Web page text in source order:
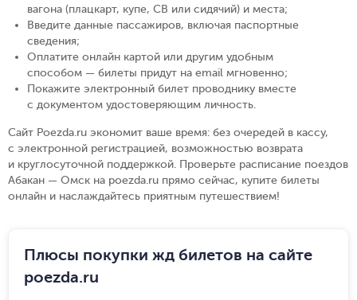
вагона (плацкарт, купе, СВ или сидячий) и места;
Введите данные пассажиров, включая паспортные
сведения;
Оплатите онлайн картой или другим удобным
способом — билеты придут на email мгновенно;
Покажите электронный билет проводнику вместе
с документом удостоверяющим личность.
Сайт Poezda.ru экономит ваше время: без очередей в кассу,
с электронной регистрацией, возможностью возврата
и круглосуточной поддержкой. Проверьте расписание поездов
Абакан — Омск на poezda.ru прямо сейчас, купите билеты
онлайн и наслаждайтесь приятным путешествием!
Плюсы покупки жд билетов на сайте
poezda.ru